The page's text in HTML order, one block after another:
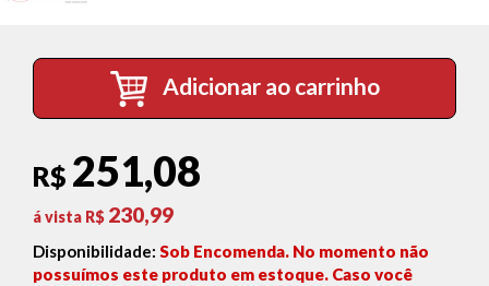
Adicionar ao carrinho
R$ 251,08
á vista R$ 230,99
Disponibilidade: Sob Encomenda. No momento não
possuímos este produto em estoque. Caso você